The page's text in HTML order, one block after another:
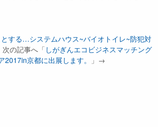
する…システムハウス~バイオトイレ~防犯対
の記事へ「しがぎんエコビジネスマッチング
2017in京都に出展します。
」→